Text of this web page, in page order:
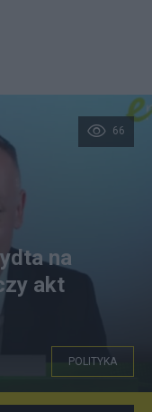
66
na
akt
POLITYKA